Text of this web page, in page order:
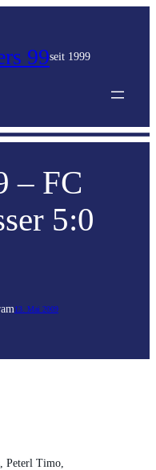
99seit 1999
– FC
5:0
am13. Mai 2009
Peterl Timo,